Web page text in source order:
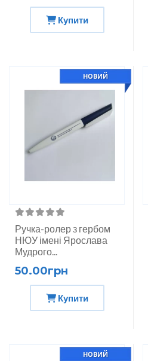
Купити
Ручка-ролер з гербом
НЮУ імені Ярослава
Мудрого...
НОВИЙ
50.00грн
Купити
НОВИЙ